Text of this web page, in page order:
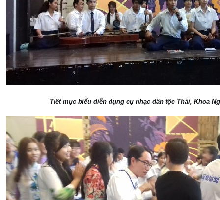
Tiết mục biểu diễn dụng cụ nhạc dân tộc Thái, Khoa